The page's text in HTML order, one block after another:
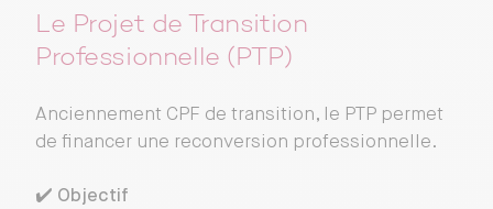
Le Projet de Transition
Professionnelle (PTP)
Anciennement CPF de transition, le PTP permet
de financer une reconversion professionnelle.
✔️ Objectif